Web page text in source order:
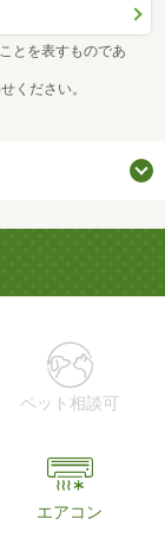
とを表すものであ
ください。
ペット相談可
エアコン